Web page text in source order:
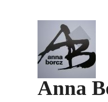
Anna